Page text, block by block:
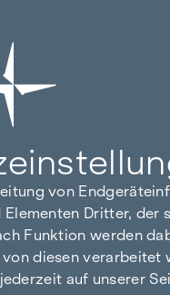
von
Dritter,
Funktion werden
diesen
auf unserer